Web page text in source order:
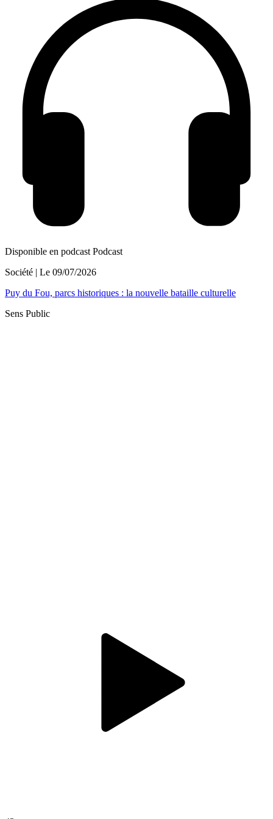
Disponible en podcast Podcast
Société | Le 09/07/2026
Puy du Fou, parcs historiques : la nouvelle bataille culturelle
Sens Public